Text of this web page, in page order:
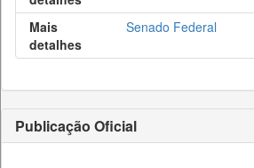
Mais
detalhes
Senado Federal
Publicação Oficial